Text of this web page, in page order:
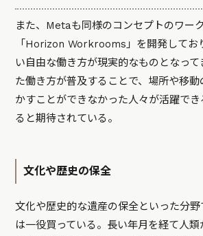
また、Metaも同様のコンセプトのワー
「 Horizon Workrooms 」を開発してお
い自由な働き方が現実的なものとなっ
た働き方が普及することで、場所や移
かすことができなかった人々が活躍でき
ると期待されている。
文化や歴史の保全
文化や歴史的な遺産の保全といった分野
は一役買っている。長い年月を経て人